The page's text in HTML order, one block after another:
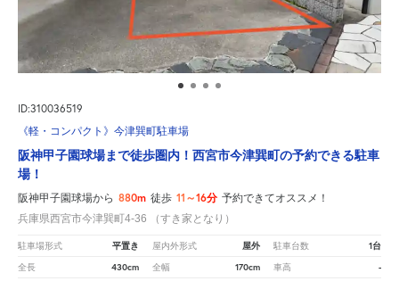
ID:310036519
《軽・コンパクト》今津巽町駐車場
阪神甲子園球場まで徒歩圏内！西宮市今津巽町の予約できる駐車
場！
阪神甲子園球場から 880m 徒歩 11～16分 予約できてオススメ！
兵庫県西宮市今津巽町4-36 （すき家となり）
駐車場形式 平置き 屋内外形式 屋外 駐車台数 1台
全長 430cm 全幅 170cm 車高 -